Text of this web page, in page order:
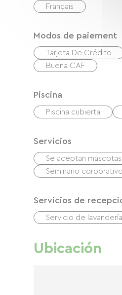
Français
Modos de paiement
Tarjeta De Crédito
Buena CAF
Piscina
Piscina cubierta
Servicios
Se aceptan mascotas
Seminario corporativo
Servicios de
Servicio de
Ubicación